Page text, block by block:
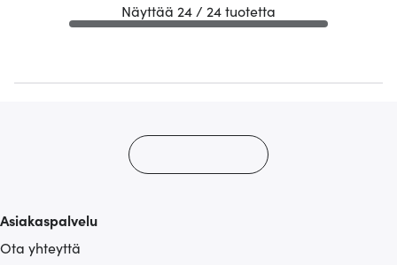
Näyttää 24 / 24 tuotetta
Asiakaspalvelu
Ota yhteyttä